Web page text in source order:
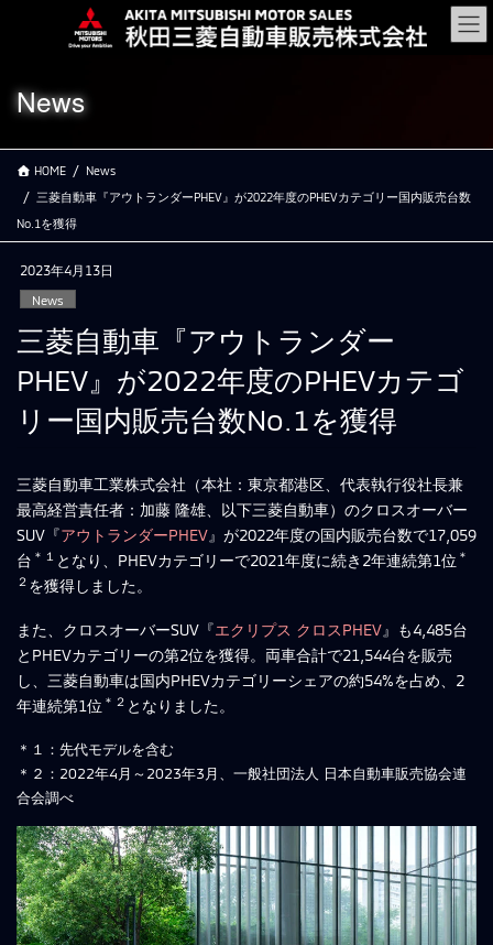
移
ン
News
HOME
News
三菱自動車『アウトランダーPHEV』が2022年度のPHEVカテゴリー国内販売台数
No.1を獲得
2023年4月13日
News
三菱自動車『アウトランダー
PHEV』が2022年度のPHEVカテゴ
リー国内販売台数No.1を獲得
三菱自動車工業株式会社（本社：東京都港区、代表執行役社長兼
最高経営責任者：加藤 隆雄、以下三菱自動車）のクロスオーバー
SUV『アウトランダーPHEV』が2022年度の国内販売台数で17,059
台 ＊１ となり、PHEVカテゴリーで2021年度に続き2年連続第1位 ＊
２ を獲得しました。
また、クロスオーバーSUV『エクリプス クロスPHEV』も4,485台
とPHEVカテゴリーの第2位を獲得。両車合計で21,544台を販売
し、三菱自動車は国内PHEVカテゴリーシェアの約54%を占め、2
年連続第1位 ＊２ となりました。
＊１：先代モデルを含む
＊２：2022年4月～2023年3月、一般社団法人 日本自動車販売協会連
合会調べ